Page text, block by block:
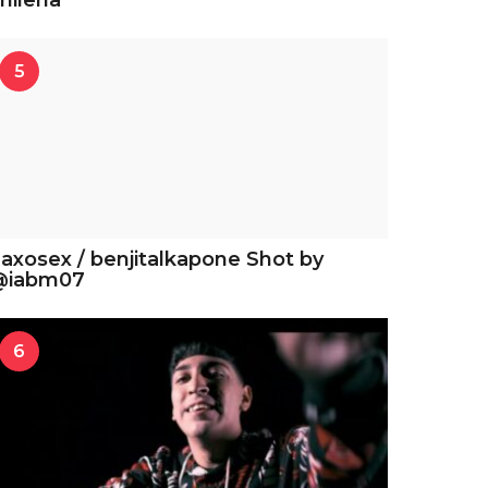
5
/ benjitalkapone Shot by
6